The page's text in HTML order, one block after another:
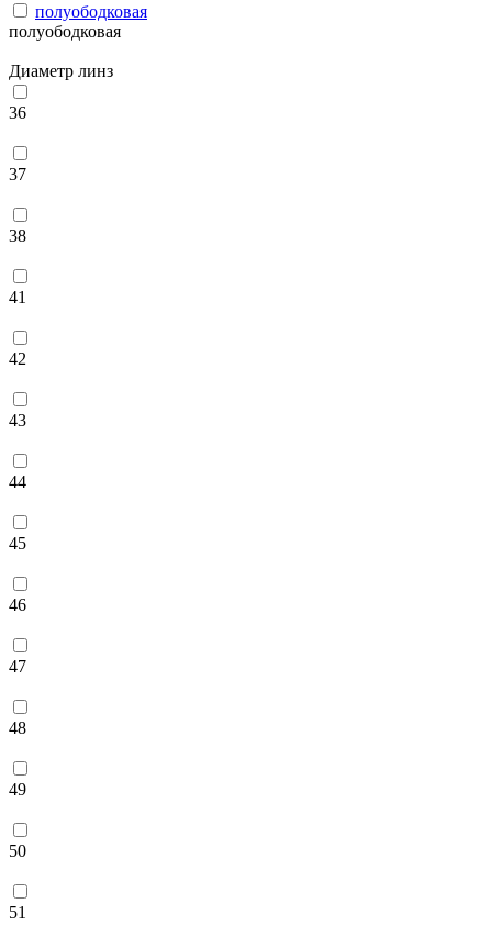
полуободковая
полуободковая
Диаметр линз
36
37
38
41
42
43
44
45
46
47
48
49
50
51